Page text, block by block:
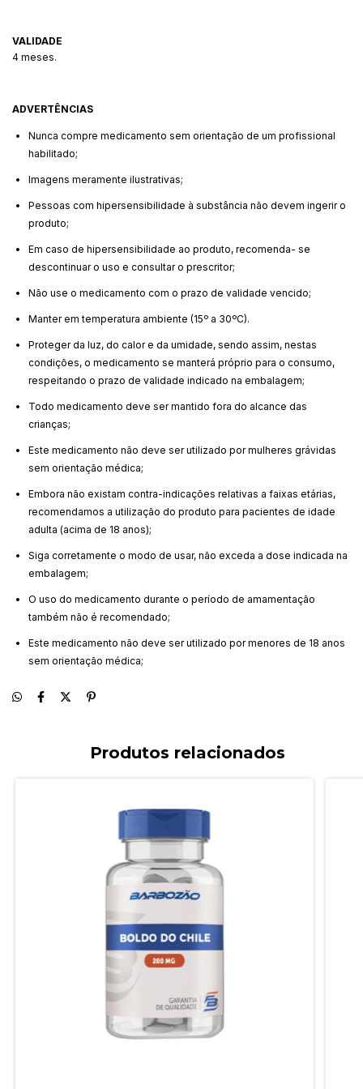
VALIDADE
4 meses.
ADVERTÊNCIAS
Nunca compre medicamento sem orientação de um profissional
habilitado;
Imagens meramente ilustrativas;
Pessoas com hipersensibilidade à substância não devem ingerir o
produto;
Em caso de hipersensibilidade ao produto, recomenda- se
descontinuar o uso e consultar o prescritor;
Não use o medicamento com o prazo de validade vencido;
Manter em temperatura ambiente (15º a 30ºC).
Proteger da luz, do calor e da umidade, sendo assim, nestas
condições, o medicamento se manterá próprio para o consumo,
respeitando o prazo de validade indicado na embalagem;
Todo medicamento deve ser mantido fora do alcance das
crianças;
Este medicamento não deve ser utilizado por mulheres grávidas
sem orientação médica;
Embora não existam contra-indicações relativas a faixas etárias,
recomendamos a utilização do produto para pacientes de idade
adulta (acima de 18 anos);
Siga corretamente o modo de usar, não exceda a dose indicada na
embalagem;
O uso do medicamento durante o período de amamentação
também não é recomendado;
Este medicamento não deve ser utilizado por menores de 18 anos
sem orientação médica;
Produtos relacionados